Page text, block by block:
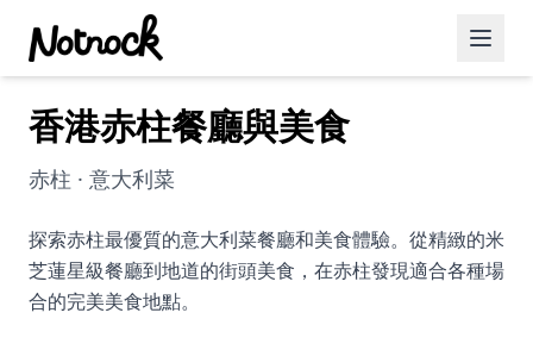
精選活動
博客文章
約會好去處
美食佳餚
香港赤柱餐廳與美食
赤柱 · 意大利菜
探索赤柱最優質的意大利菜餐廳和美食體驗。從精緻的米
芝蓮星級餐廳到地道的街頭美食，在赤柱發現適合各種場
合的完美美食地點。